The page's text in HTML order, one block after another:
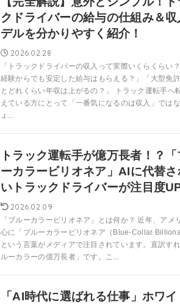
クドライバーの給与の仕組み＆収
デルを分かりやすく紹介！
2026.02.28
「トラックドライバーの収入って実際いくらくらい
経験からでも安定した給与はもらえる？」「大型免
とどれくらい年収は上がるの？」 トラック運転手へ
えている方にとって「一番気になるのは収入」では
ょ...
トラック運転手が億万長者！？
ーカラービリオネア」AIに代替さ
いトラックドライバーが注目度
2026.02.09
「ブルーカラービリオネア」とは何か？ 近年、アメ
心に「ブルーカラービリオネア（Blue-Collar
という言葉がメディアで注目されています。直訳す
ルーカラーの億万長者」です。こ...
「AI時代に選ばれる仕事」ホワイ